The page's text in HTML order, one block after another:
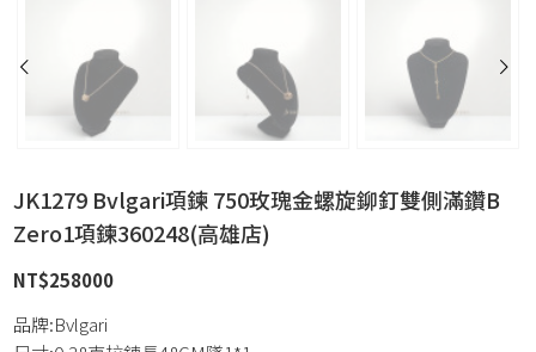
JK1279 Bvlgari項鍊 750玫瑰金螺旋鉚釘雙側滿鑽B
Zero1項鍊360248(高雄店)
NT$258000
品牌:Bvlgari